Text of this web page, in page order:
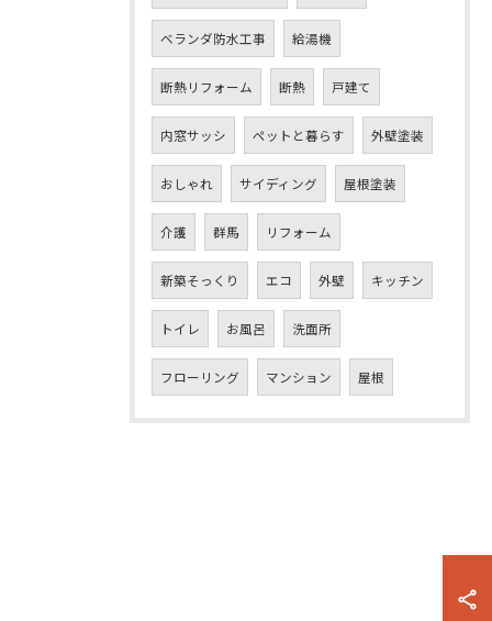
ベランダ防水工事 給湯機
断熱リフォーム 断熱 戸建て
内窓サッシ ペットと暮らす 外壁塗装
おしゃれ サイディング 屋根塗装
介護 群馬 リフォーム
新築そっくり エコ 外壁 キッチン
トイレ お風呂 洗面所
フローリング マンション 屋根